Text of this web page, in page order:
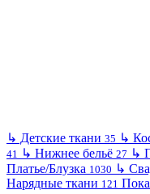
↳ Детские ткани 35 ↳
41 ↳ Нижнее бельё 27 ↳
Платье/Блузка 1030 ↳
Нарядные ткани 121